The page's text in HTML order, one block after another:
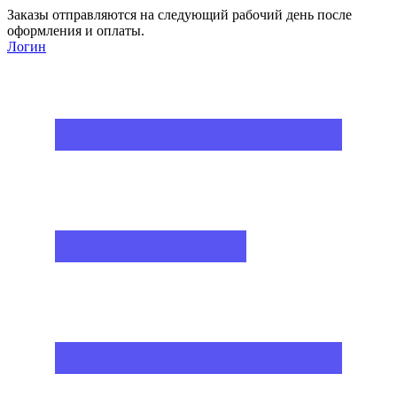
Заказы отправляются на следующий рабочий день после
оформления и оплаты.
Логин